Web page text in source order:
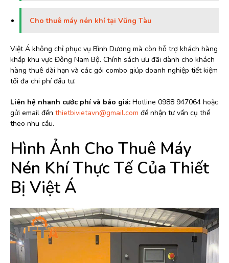
Cho thuê máy nén khí tại Vũng Tàu
Việt Á không chỉ phục vụ Bình Dương mà còn hỗ trợ khách hàng
khắp khu vực Đông Nam Bộ. Chính sách ưu đãi dành cho khách
hàng thuê dài hạn và các gói combo giúp doanh nghiệp tiết kiệm
tối đa chi phí đầu tư.
Liên hệ nhanh cước phí và báo giá: Hotline 0988 947064 hoặc
gửi email đến thietbivietavn@gmail.com để nhận tư vấn cụ thể
theo nhu cầu.
Hình Ảnh Cho Thuê Máy
Nén Khí Thực Tế Của Thiết
Bị Việt Á